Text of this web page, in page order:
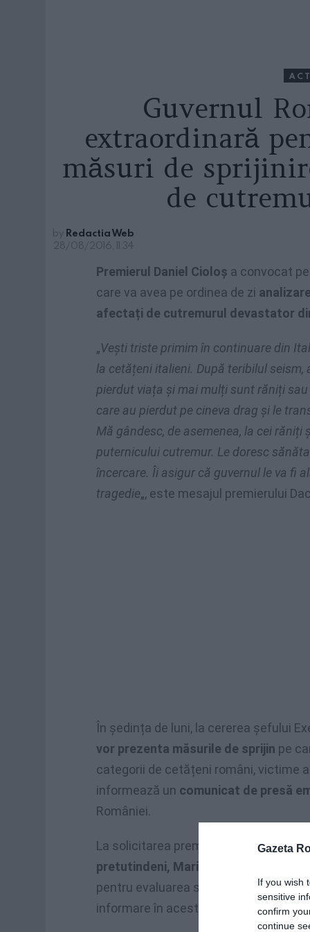
Gazeta
If you wish
sensitive
confirm
continue
Guvernul
extraordinară
măsuri de
de
by Redactia Web
28/08/2016, 11:34
Premierul Daniel Cioloș a convocat
care va avea pe ordinea de zi
afectați de cutremurul devastator
„Vești triste primim în continuare din
la cetățeni italieni. După teribilul
pierdut viața și mai mulți sunt răniți
care au pierdut pe cineva drag și le
Mă gândesc, de asemenea, la cei
puternicului cutremur. Le doresc
încercare. Îi asigur că guvernul le va fi
tragedie„, este mesajul premierului
În ședința de luni, la cererea șefului
vor prezenta măsurile de sprijin pe
categorii de cetățeni români, victime
informează un comunicat de presă
României.
La solicitarea premierului,
ministrul
pretutindeni, Maria Ligor, se află de
pentru evaluarea situației la fața
informare în acest sens.